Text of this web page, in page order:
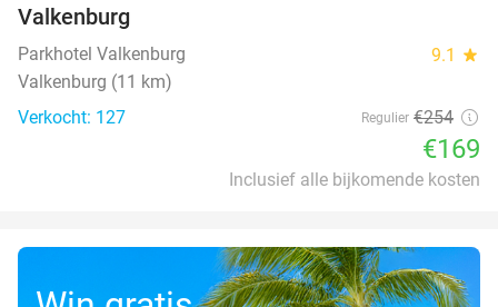
Valkenburg
Parkhotel Valkenburg 9.1 star
Valkenburg (11 km)
Verkocht: 127
Regulier €254
€169
Inclusief alle bijkomende kosten